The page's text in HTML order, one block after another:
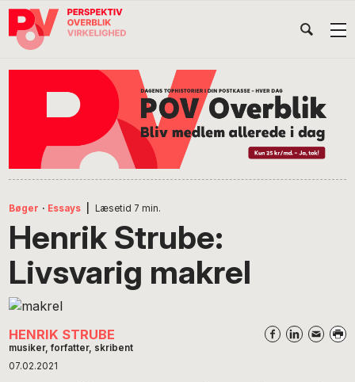
Gå
direkte
Skip
indhold
Gå
direkte
Bøger · Essays Læsetid 7 min.
Henrik Strube:
Livsvarig makrel
HENRIK STRUBE
musiker, forfatter, skribent
07.02.2021